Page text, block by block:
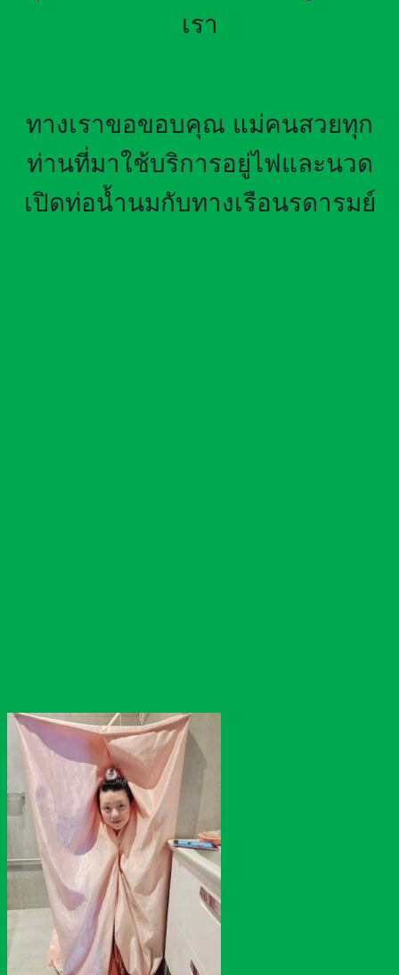
เรา
ทางเราขอขอบคุณ แม่คนสวยทุก
ท่านที่มาใช้บริการอยู่ไฟและนวด
เปิดท่อน้ำนมกับทางเรือนรดารมย์